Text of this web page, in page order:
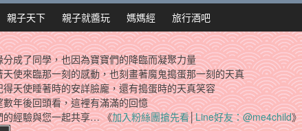
親子天下 親子就醬玩 媽媽經 旅行酒吧
分成了同學，也因為寶寶們的降臨而凝聚力量
天使來臨那一刻的感動，也刻畫著魔鬼搗蛋那一刻的天真
得天使睡著時的安詳臉龐，還有搗蛋時的天真笑容
數年後回頭看，這裡有滿滿的回憶
的經驗與您一起共享… 《加入粉絲團搶先看│Line好友：@me4child》